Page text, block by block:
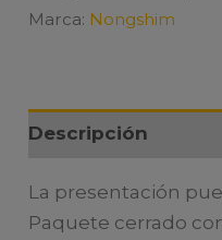
Marca: Nongshim
Descripción
La presentación
Paquete cerrado